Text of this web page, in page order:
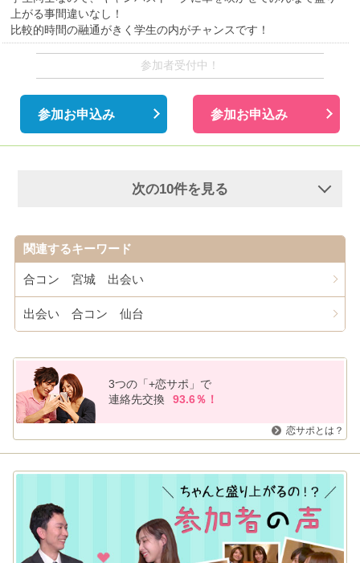
上がる事間違いなし！
比較的時間の融通がきく学生の内がチャンスです！
参加者受付中！
参加お申込み 参加お申込み
次の10件を見る
関連するキーワード
合コン 宮城 出会い
出会い 合コン 仙台
3つの「+恋サポ」で
連絡先交換
93.6％！
恋サポとは？